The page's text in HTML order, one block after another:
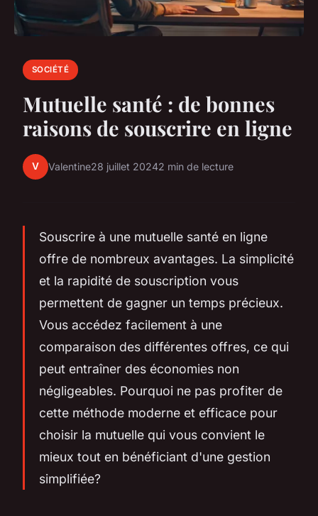
SOCIÉTÉ
Mutuelle santé : de bonnes
raisons de souscrire en ligne
V Valentine28 juillet 20242 min de lecture
Souscrire à une mutuelle santé en ligne
offre de nombreux avantages. La simplicité
et la rapidité de souscription vous
permettent de gagner un temps précieux.
Vous accédez facilement à une
comparaison des différentes offres, ce qui
peut entraîner des économies non
négligeables. Pourquoi ne pas profiter de
cette méthode moderne et efficace pour
choisir la mutuelle qui vous convient le
mieux tout en bénéficiant d'une gestion
simplifiée?